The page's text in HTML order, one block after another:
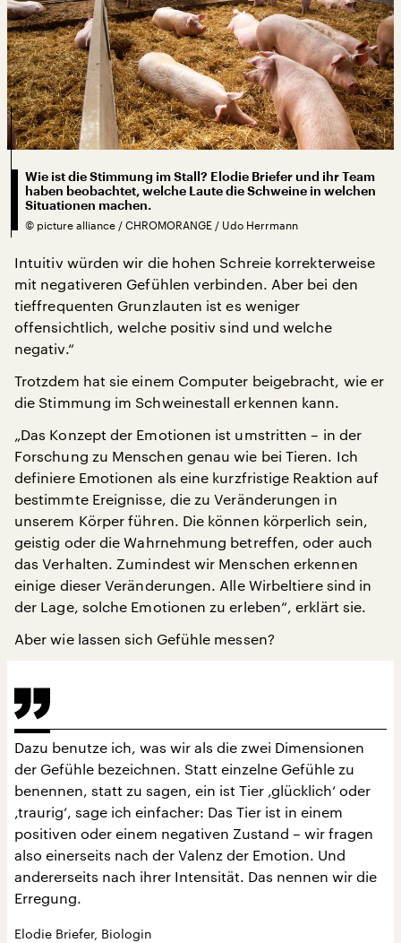
Wie ist die Stimmung im Stall? Elodie Briefer und ihr Team
haben beobachtet, welche Laute die Schweine in welchen
Situationen machen.
© picture alliance / CHROMORANGE / Udo Herrmann
Intuitiv würden wir die hohen Schreie korrekterweise
mit negativeren Gefühlen verbinden. Aber bei den
tieffrequenten Grunzlauten ist es weniger
offensichtlich, welche positiv sind und welche
negativ.“
Trotzdem hat sie einem Computer beigebracht, wie er
die Stimmung im Schweinestall erkennen kann.
„Das Konzept der Emotionen ist umstritten – in der
Forschung zu Menschen genau wie bei Tieren. Ich
definiere Emotionen als eine kurzfristige Reaktion auf
bestimmte Ereignisse, die zu Veränderungen in
unserem Körper führen. Die können körperlich sein,
geistig oder die Wahrnehmung betreffen, oder auch
das Verhalten. Zumindest wir Menschen erkennen
einige dieser Veränderungen. Alle Wirbeltiere sind in
der Lage, solche Emotionen zu erleben“, erklärt sie.
Aber wie lassen sich Gefühle messen?
Dazu benutze ich, was wir als die zwei Dimensionen
der Gefühle bezeichnen. Statt einzelne Gefühle zu
benennen, statt zu sagen, ein ist Tier ‚glücklich‘ oder
‚traurig‘, sage ich einfacher: Das Tier ist in einem
positiven oder einem negativen Zustand – wir fragen
also einerseits nach der Valenz der Emotion. Und
andererseits nach ihrer Intensität. Das nennen wir die
Erregung.
Elodie Briefer, Biologin